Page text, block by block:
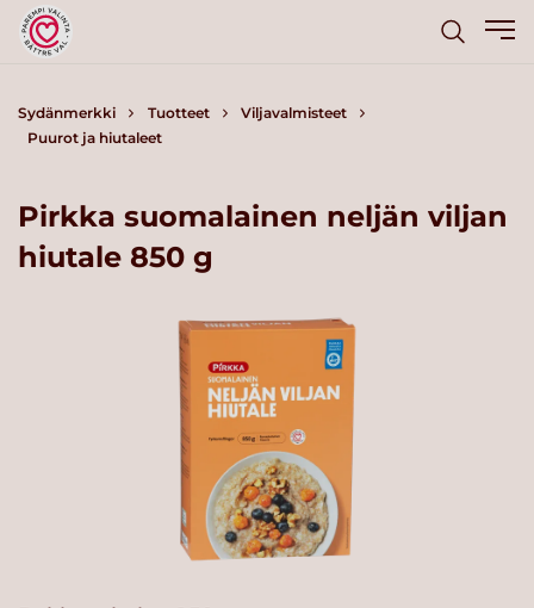
Sydänmerkki Tuotteet
Viljavalmisteet
Puurot ja hiutaleet
Pirkka suomalainen neljän viljan
hiutale 850 g